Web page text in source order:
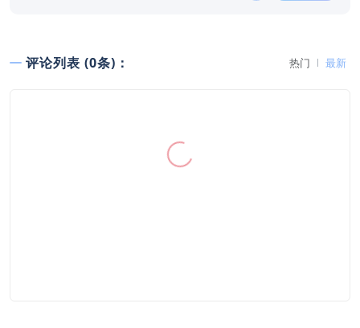
评论列表 (0条)： 热门 最新